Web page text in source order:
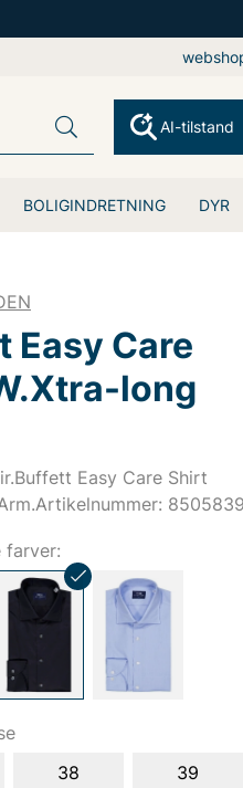
BOLIGINDRETNING DYR
AI-tilstand
Easy Care
long
Easy Care Shirt
farver:
38 39